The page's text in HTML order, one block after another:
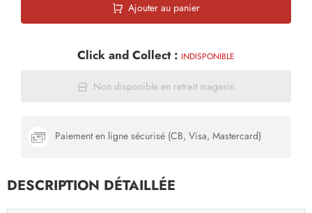
Ajouter au panier
Click and Collect : INDISPONIBLE
Non disponible en retrait magasin
Paiement en ligne sécurisé (CB, Visa, Mastercard)
DESCRIPTION DÉTAILLÉE